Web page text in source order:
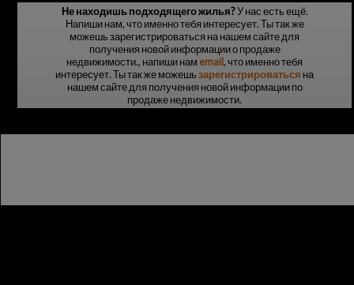
Не находишь подходящего жилья?У нас есть ещё.
Напиши нам, что именно тебя интересует. Ты так же
можешь зарегистрироваться на нашем сайте для
получения новой информации о продаже
недвижимости., напиши нам email, что именно тебя
интересует. Ты так же можешьзарегистрироваться на
нашем сайте для получения новой информации по
продаже недвижимости.